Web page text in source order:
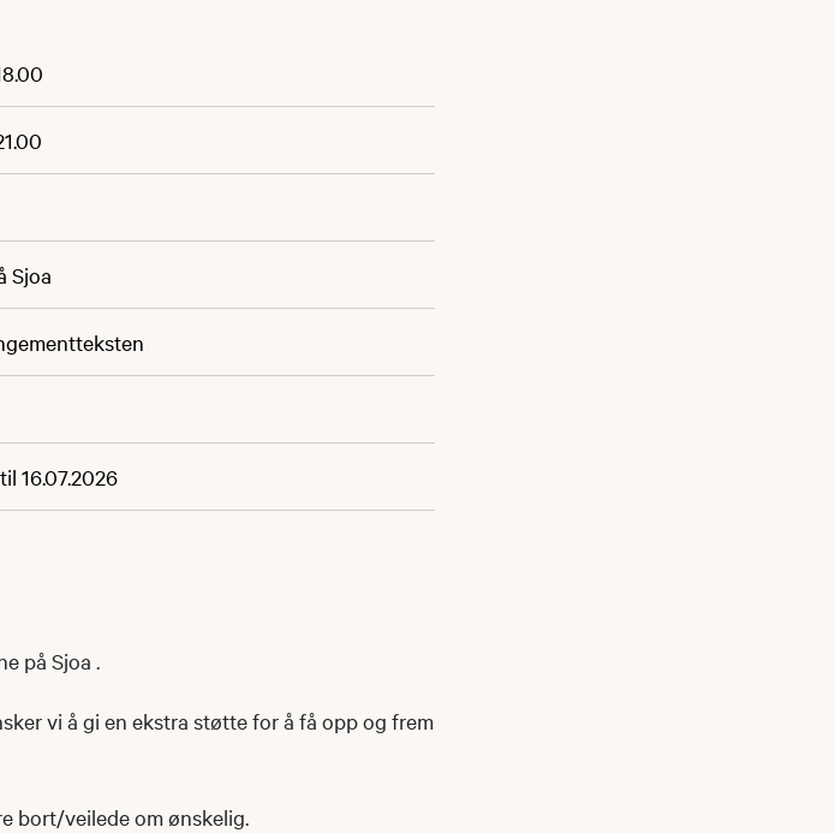
Sjoa
16.07.2026
på Sjoa .
vi å gi en ekstra støtte for å få opp og frem
bort/veilede om ønskelig.